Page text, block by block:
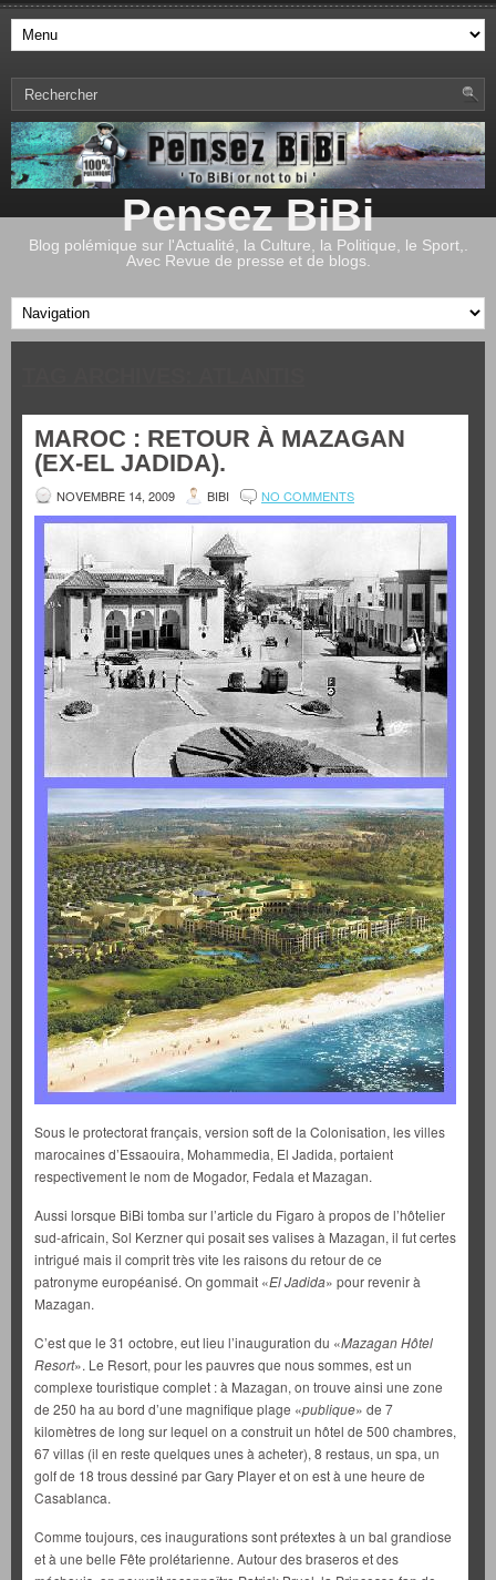
Pensez BiBi
Blog polémique sur l'Actualité, la Culture, la Politique, le Sport,.
Avec Revue de presse et de blogs.
MAROC : RETOUR À MAZAGAN
(EX-EL JADIDA).
NOVEMBRE 14, 2009 BIBI NO COMMENTS
Sous le protectorat français, version soft de la Colonisation, les villes
marocaines d’Essaouira, Mohammedia, El Jadida, portaient
respectivement le nom de Mogador, Fedala et Mazagan.
Aussi lorsque BiBi tomba sur l’article du Figaro à propos de l’hôtelier
sud-africain, Sol Kerzner qui posait ses valises à Mazagan, il fut certes
intrigué mais il comprit très vite les raisons du retour de ce
patronyme européanisé. On gommait «El Jadida» pour revenir à
Mazagan.
C’est que le 31 octobre, eut lieu l’inauguration du «Mazagan Hôtel
Resort». Le Resort, pour les pauvres que nous sommes, est un
complexe touristique complet : à Mazagan, on trouve ainsi une zone
de 250 ha au bord d’une magnifique plage «publique» de 7
kilomètres de long sur lequel on a construit un hôtel de 500 chambres,
67 villas (il en reste quelques unes à acheter), 8 restaus, un spa, un
golf de 18 trous dessiné par Gary Player et on est à une heure de
Casablanca.
Comme toujours, ces inaugurations sont prétextes à un bal grandiose
et à une belle Fête prolétarienne. Autour des braseros et des